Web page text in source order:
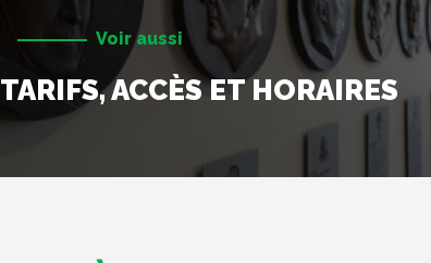
Voir aussi
TARIFS, ACCÈS ET HORAIRES